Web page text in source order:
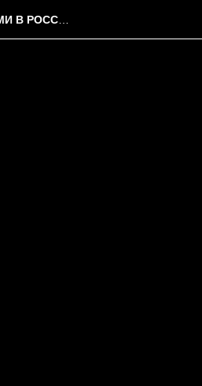
ЗНАКОМСТВА С БРЮНЕТКАМИ В РОССИЙСКОЙ ФЕДЕРАЦИИ